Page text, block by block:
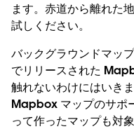
ます。赤道から離れた
試しください。
バックグラウンドマッ
でリリースされた
触れないわけにはいき
Mapbox マップのサポ
って作ったマップも対